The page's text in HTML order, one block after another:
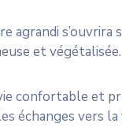
agrandi s’ouvrira
et végétalisée.
confortable et
échanges vers